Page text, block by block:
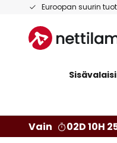
Euroopan suurin
Skip
Content
Vain 02D 10H